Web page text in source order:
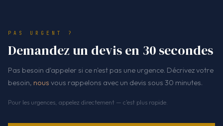
PAS URGENT ?
Demandez un devis en 30 secondes
Pas besoin d'appeler si ce n'est pas une urgence. Décrivez votre
besoin, nous vous rappelons avec un devis sous 30 minutes.
Pour les urgences, appelez directement — c'est plus rapide.